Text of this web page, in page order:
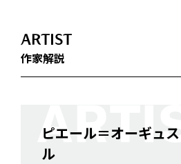
ARTIST
作家解説
ピエール＝オーギュ
ル